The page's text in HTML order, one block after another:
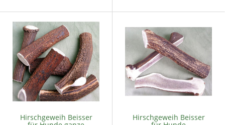
Hirschgeweih Beisser Hirschgeweih Beisser